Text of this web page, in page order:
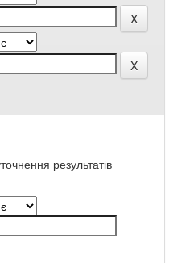
результатів